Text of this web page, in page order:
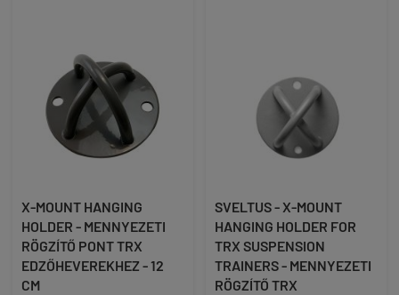
X-MOUNT HANGING
HOLDER - MENNYEZETI
RÖGZÍTŐ PONT TRX
EDZŐHEVEREKHEZ - 12
CM
SVELTUS - X-MOUNT
HANGING HOLDER FOR
TRX SUSPENSION
TRAINERS - MENNYEZETI
RÖGZÍTŐ TRX